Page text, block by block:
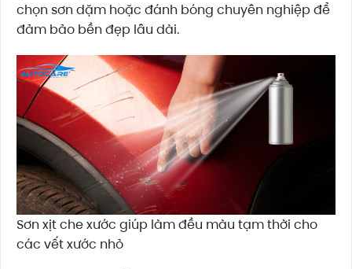
chọn sơn dặm hoặc đánh bóng chuyên nghiệp để
đảm bảo bền đẹp lâu dài.
Sơn xịt che xước giúp làm đều màu tạm thời cho
các vết xước nhỏ